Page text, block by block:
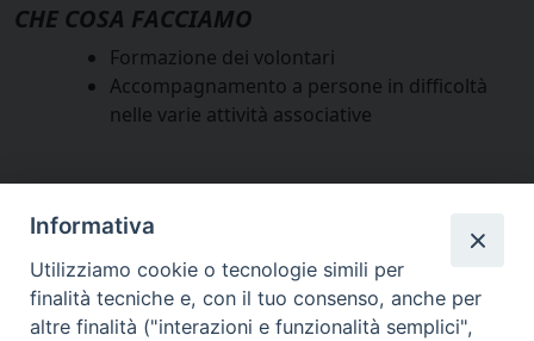
CHE COSA FACCIAMO
Formazione dei volontari
Accompagnamento a persone in difficoltà
nelle varie attività associative
Informativa
Utilizziamo cookie o tecnologie simili per
finalità tecniche e, con il tuo consenso, anche per
altre finalità ("interazioni e funzionalità semplici",